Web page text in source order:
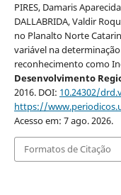
PIRES, Damaris
DALLABRIDA, Valdir
no Planalto Norte
variável na
reconhecimento como
Desenvolvimento
2016. DOI: 10.24302/
https://
Acesso em: 7 ago. 2026.
Formatos de Citação